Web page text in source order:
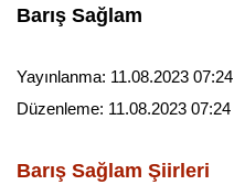
Barış Sağlam
Yayınlanma: 11.08.2023 07:24
Düzenleme: 11.08.2023 07:24
Barış Sağlam Şiirleri